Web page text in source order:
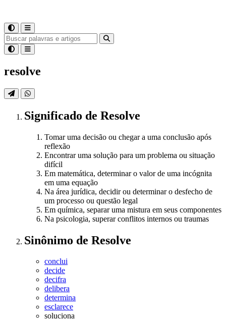
resolve
Significado de Resolve
Tomar uma decisão ou chegar a uma conclusão após
reflexão
Encontrar uma solução para um problema ou situação
difícil
Em matemática, determinar o valor de uma incógnita
em uma equação
Na área jurídica, decidir ou determinar o desfecho de
um processo ou questão legal
Em química, separar uma mistura em seus componentes
Na psicologia, superar conflitos internos ou traumas
Sinônimo de Resolve
conclui
decide
decifra
delibera
determina
esclarece
soluciona